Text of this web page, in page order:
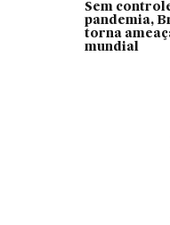
Sem
pandemia,
torna
mundial